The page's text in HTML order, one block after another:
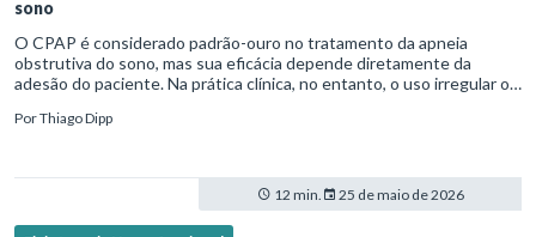
sono
O CPAP é considerado padrão-ouro no tratamento da apneia
obstrutiva do sono, mas sua eficácia depende diretamente da
adesão do paciente. Na prática clínica, no entanto, o uso irregular ou
PorThiago Dipp
12 min. 25 de maio de 2026